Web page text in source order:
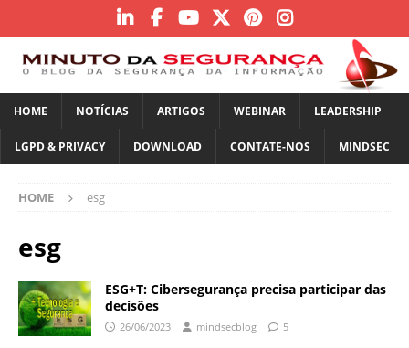
HOME NOTÍCIAS ARTIGOS WEBINAR LEADERSHIP
LGPD & PRIVACY DOWNLOAD CONTATE-NOS MINDSEC
HOME esg
esg
ESG+T: Cibersegurança precisa participar das
decisões
26/06/2023 mindsecblog 5